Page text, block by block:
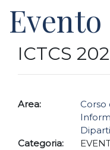
Evento
ICTCS
Area:
Corso
Categoria: